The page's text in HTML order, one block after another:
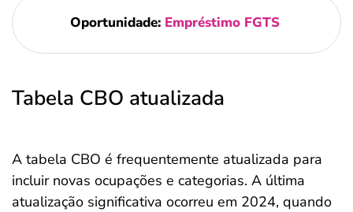
Oportunidade: Empréstimo FGTS
Tabela CBO atualizada
A tabela CBO é frequentemente atualizada para
incluir novas ocupações e categorias. A última
atualização significativa ocorreu em 2024, quando